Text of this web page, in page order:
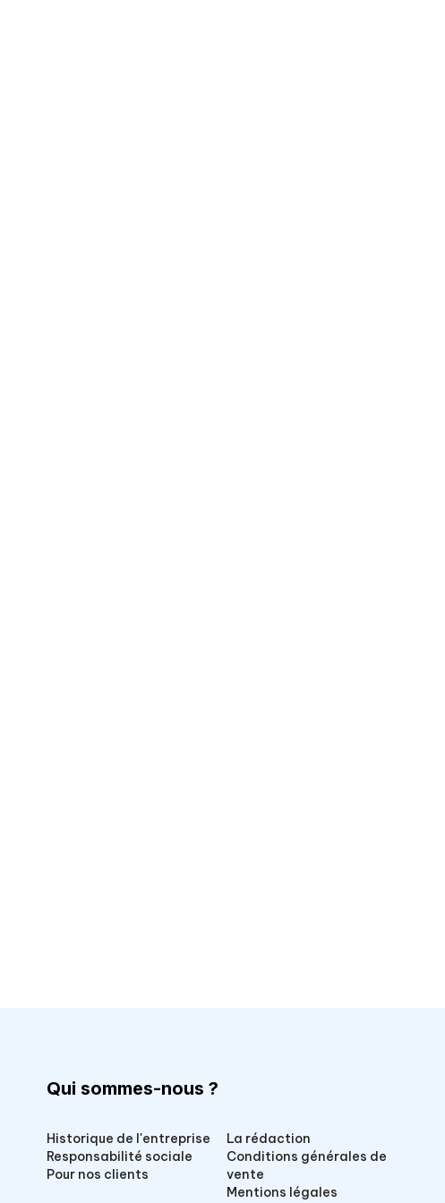
Qui sommes-nous ?
Historique de l'entreprise
Responsabilité sociale
Pour nos clients
La rédaction
Conditions générales de
vente
Mentions légales